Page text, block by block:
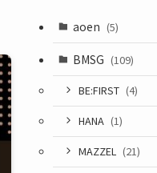
aoen (5)
BMSG (109)
BE:FIRST (4)
HANA (1)
MAZZEL (21)